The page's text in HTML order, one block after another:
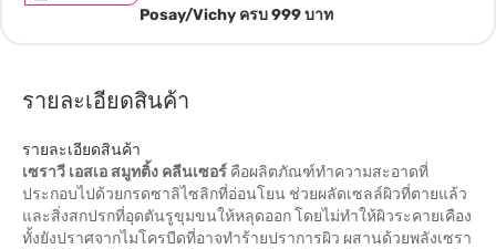
Posay/Vichy ครบ 999 บาท
รายละเอียดสินค้า
รายละเอียดสินค้า
เซราวี เอสเอ สมูทติ้ง คลีนเซอร์ คือผลิตภัณฑ์ทำความสะอาดที่
ประกอบไปด้วยกรดซาลิไซลิกที่อ่อนโยน ช่วยผลัดเซลล์ผิวที่ตายแล้ว
และสิ่งสกปรกที่อุดตันรูขุมขนให้หลุดออก โดยไม่ทำให้ผิวระคายเคือง
ทั้งยังปราศจากไมโครบีดที่อาจทำร้ายปราการผิว ผสานด้วยพลังเซรา